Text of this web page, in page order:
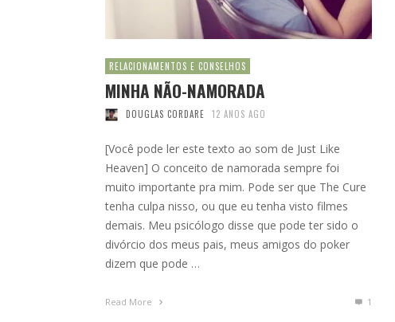
RELACIONAMENTOS E CONSELHOS
MINHA NÃO-NAMORADA
DOUGLAS CORDARE 12 ANOS AGO
[Você pode ler este texto ao som de Just Like
Heaven] O conceito de namorada sempre foi
muito importante pra mim. Pode ser que The Cure
tenha culpa nisso, ou que eu tenha visto filmes
demais. Meu psicólogo disse que pode ter sido o
divórcio dos meus pais, meus amigos do poker
dizem que pode …
Read More 1